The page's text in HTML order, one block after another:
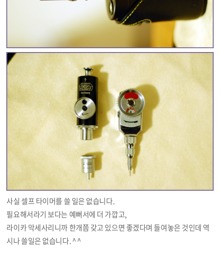
사실 셀프 타이머를 쓸 일은 없습니다.
필요해서라기 보다는 예뻐서에 더 가깝고,
라이카 악세사리니까 한개쯤 갖고 있으면 좋겠다며 들여놓은 것인데 역
시나 쓸일은 없습니다. ^ ^